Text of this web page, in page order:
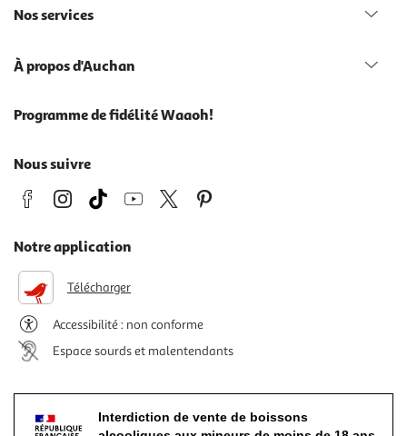
Nos services
À propos d'Auchan
Programme de fidélité Waaoh!
Nous suivre
Notre application
Télécharger
Accessibilité : non conforme
Espace sourds et malentendants
Interdiction de vente de boissons